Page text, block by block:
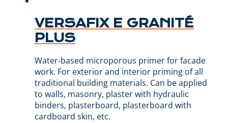
VERSAFIX E GRANITÉ
PLUS
Water-based microporous primer for facade
work. For exterior and interior priming of all
traditional building materials. Can be applied
to walls, masonry, plaster with hydraulic
binders, plasterboard, plasterboard with
cardboard skin, etc.